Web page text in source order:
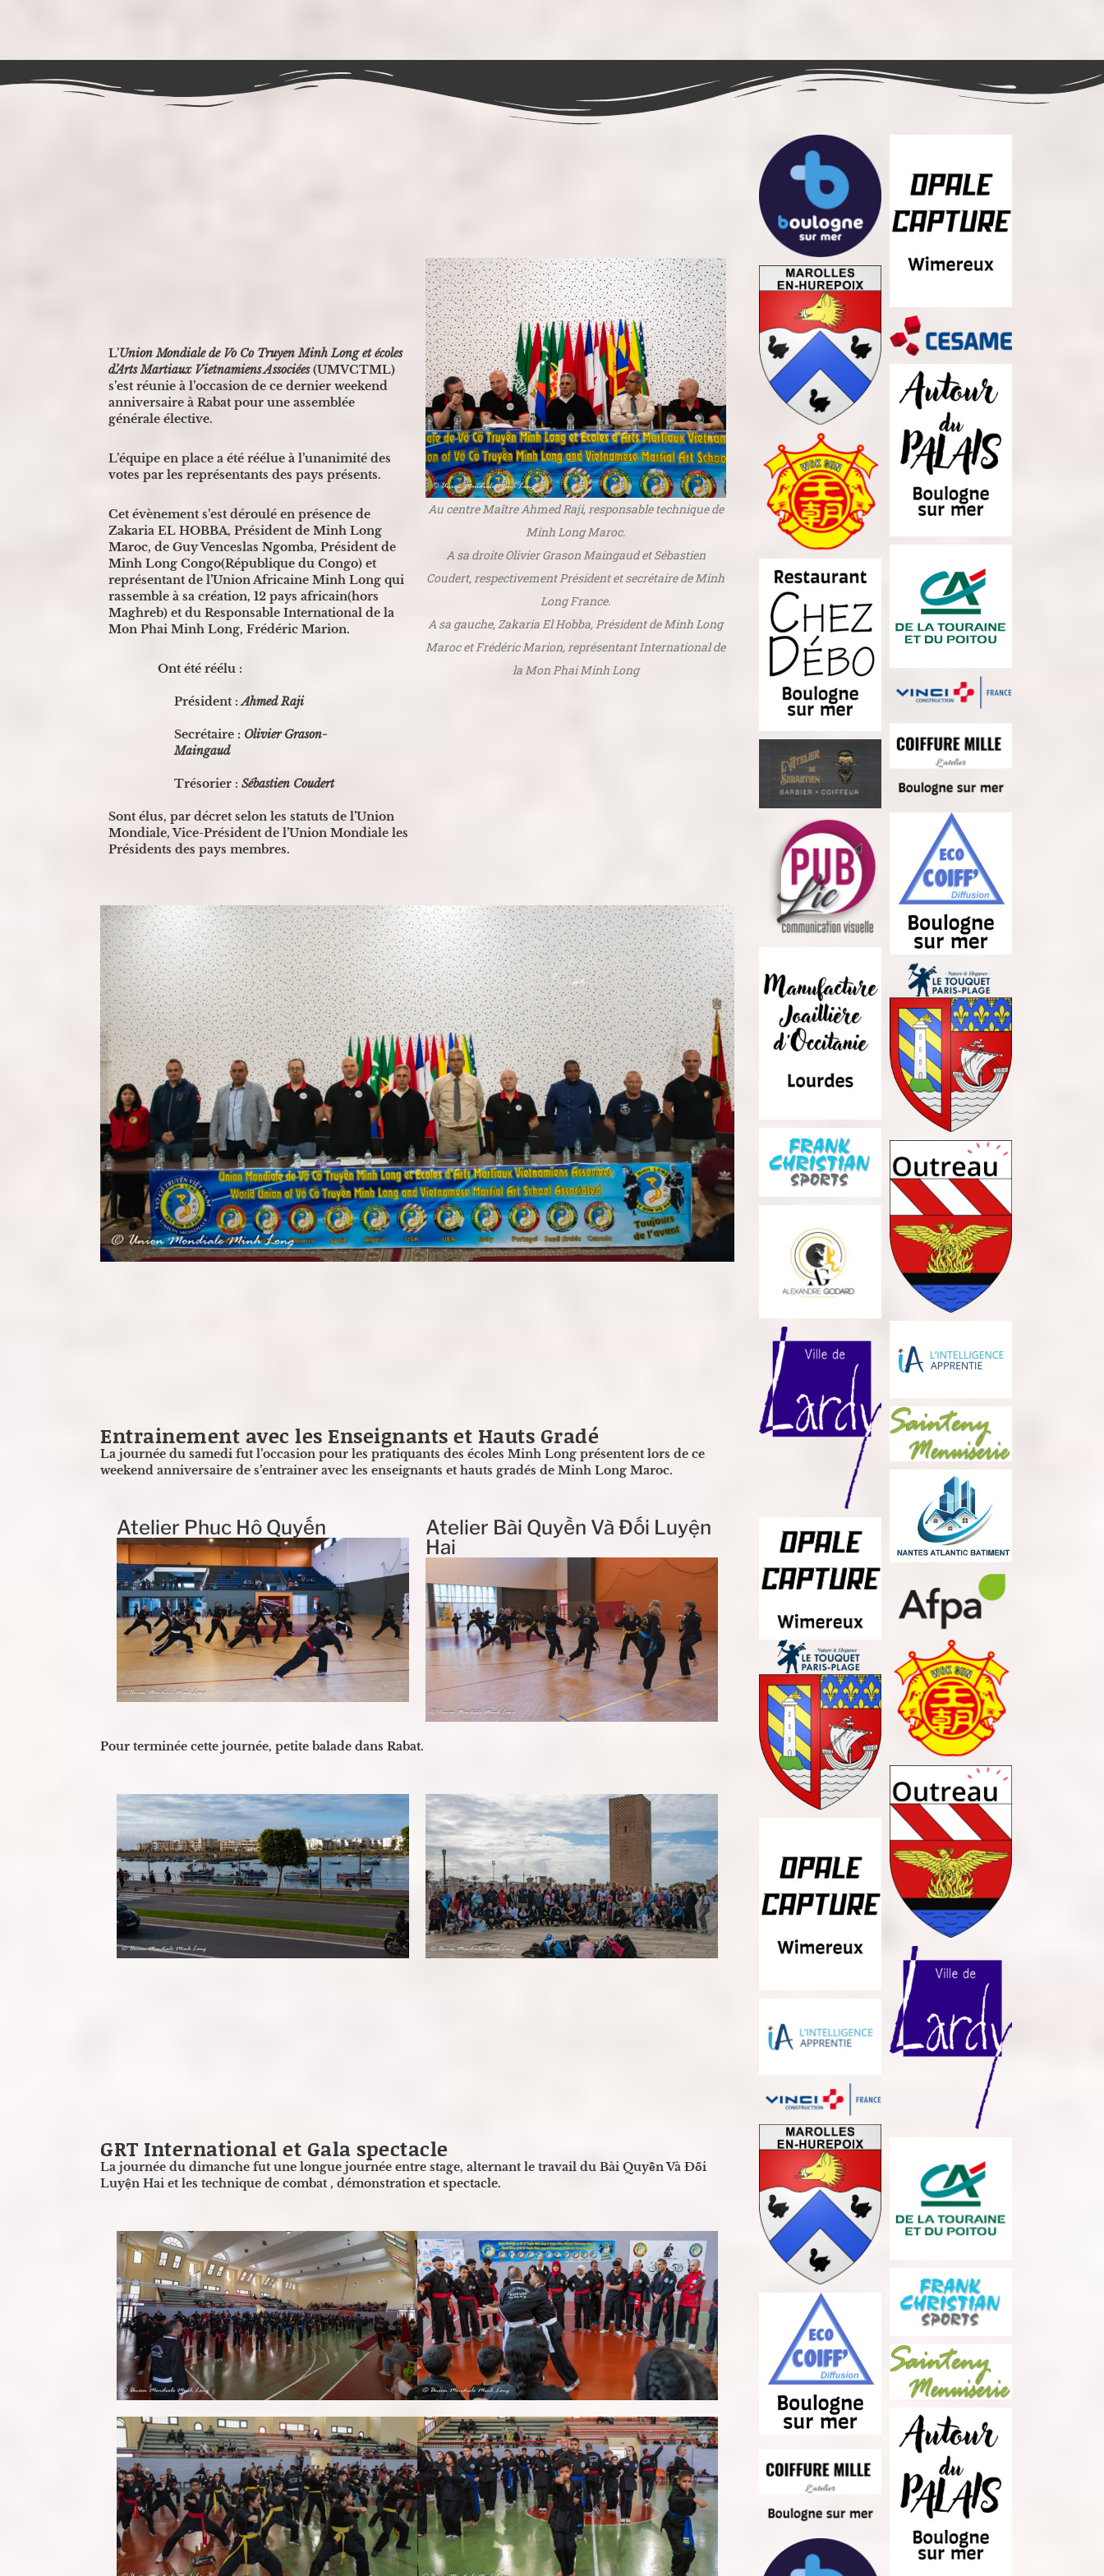
L’Union Mondiale de Vo Co Truyen Minh Long et écoles
d’Arts Martiaux Vietnamiens Associées(UMVCTML)
s’est réunie à l’occasion de ce dernier weekend
anniversaire à Rabat pour une assemblée
générale élective.
L’équipe en place a été réélue à l’unanimité des
votes par les représentants des pays présents.
Cet évènement s’est déroulé en présence de
Zakaria EL HOBBA, Président de Minh Long
Maroc, de Guy Venceslas Ngomba, Président de
Minh Long Congo(République du Congo) et
représentant de l’Union Africaine Minh Long qui
rassemble à sa création, 12 pays africain(hors
Maghreb) et du Responsable International de la
Mon Phai Minh Long, Frédéric Marion.
Ont été réélu :
Président :Ahmed Raji
Secrétaire : Olivier Grason-
Maingaud
Trésorier : Sébastien Coudert
Sont élus, par décret selon les statuts de l’Union
Mondiale, Vice-Président de l’Union Mondiale les
Présidents des pays membres.
Au centre Maître Ahmed Raji, responsable technique de
Minh Long Maroc.
A sa droite Olivier Grason Maingaud et Sébastien
Coudert, respectivement Président et secrétaire de Minh
Long France.
A sa gauche, Zakaria El Hobba, Président de Minh Long
Maroc et Frédéric Marion, représentant International de
la Mon Phai Minh Long
Entrainement avec les Enseignants et Hauts Gradé
La journée du samedi fut l’occasion pour les pratiquants des écoles Minh Long présentent lors de ce
weekend anniversaire de s’entrainer avec les enseignants et hauts gradés de Minh Long Maroc.
Atelier Phuc Hô Quyến
Atelier Bài Quyền Và Đối Luyện
Hai
Pour terminée cette journée, petite balade dans Rabat.
GRT International et Gala spectacle
La journée du dimanche fut une longue journée entre stage, alternant le travail du Bài Quyền Và Đối
Luyện Hai et les technique de combat , démonstration et spectacle.